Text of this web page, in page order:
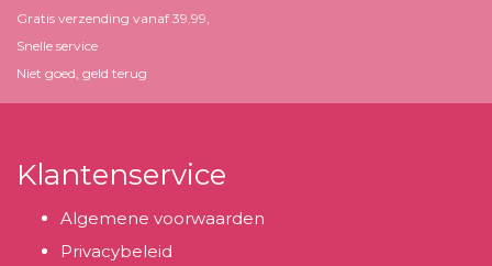
Gratis verzending vanaf 39.99,
Snelle service
Niet goed, geld terug
Klantenservice
Algemene voorwaarden
Privacybeleid